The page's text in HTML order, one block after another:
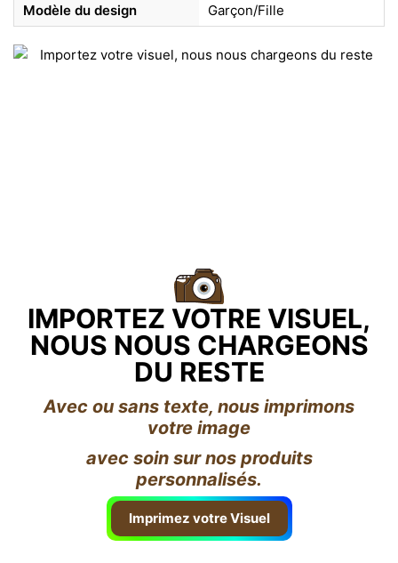
Modèle du design Garçon/Fille
IMPORTEZ VOTRE VISUEL,
NOUS NOUS CHARGEONS
DU RESTE
Avec ou sans texte, nous imprimons
votre image
avec soin sur nos produits
personnalisés.
Imprimez votre Visuel